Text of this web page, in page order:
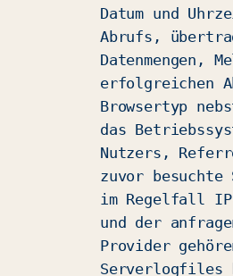
Datum und
Abrufs,
Datenmengen,
erfolgreichen
Browsertyp
das
Nutzers,
zuvor besuchte
im Regelfall
und der
Provider
Serverlogfiles